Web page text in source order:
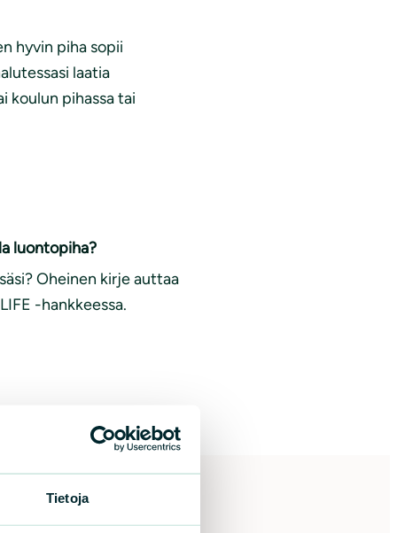
Tietoja
hyvin piha sopii
laatia
koulun pihassa tai
luontopiha?
Oheinen kirje auttaa
-hankkeessa.